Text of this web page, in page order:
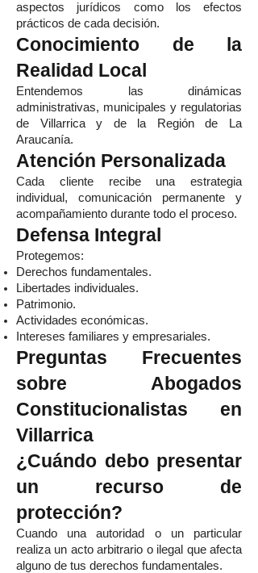
aspectos jurídicos como los efectos
prácticos de cada decisión.
Conocimiento de la
Realidad Local
Entendemos las dinámicas
administrativas, municipales y regulatorias
de Villarrica y de la Región de La
Araucanía.
Atención Personalizada
Cada cliente recibe una estrategia
individual, comunicación permanente y
acompañamiento durante todo el proceso.
Defensa Integral
Protegemos:
Derechos fundamentales.
Libertades individuales.
Patrimonio.
Actividades económicas.
Intereses familiares y empresariales.
Preguntas Frecuentes
sobre Abogados
Constitucionalistas en
Villarrica
¿Cuándo debo presentar
un recurso de
protección?
Cuando una autoridad o un particular
realiza un acto arbitrario o ilegal que afecta
alguno de tus derechos fundamentales.